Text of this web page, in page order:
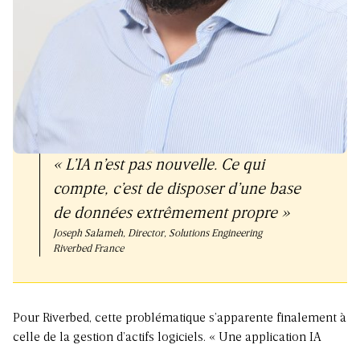
« L’IA n’est pas nouvelle. Ce qui
compte, c’est de disposer d’une base
de données extrêmement propre »
Joseph Salameh, Director, Solutions Engineering
Riverbed France
Pour Riverbed, cette problématique s’apparente finalement à
celle de la gestion d’actifs logiciels. « Une application IA